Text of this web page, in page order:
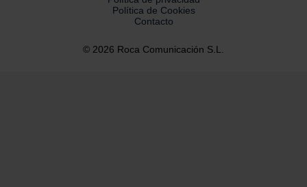
Política de Cookies
Contacto
© 2026 Roca Comunicación S.L.